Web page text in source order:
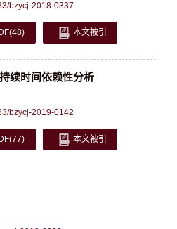
bzycj-2018-0337
(48) 本文被引
续时间依赖性分析
bzycj-2019-0142
(77) 本文被引